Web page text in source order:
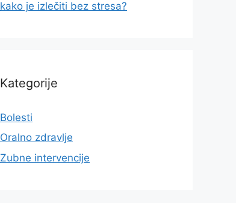
kako je izlečiti bez stresa?
Kategorije
Bolesti
Oralno zdravlje
Zubne intervencije